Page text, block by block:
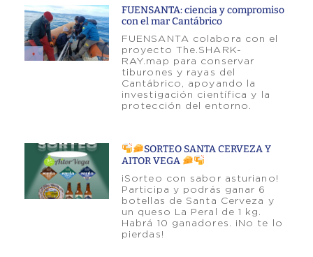
FUENSANTA: ciencia y compromiso
con el mar Cantábrico
FUENSANTA colabora con el
proyecto The.SHARK-
RAY.map para conservar
tiburones y rayas del
Cantábrico, apoyando la
investigación científica y la
protección del entorno.
SORTEO SANTA CERVEZA Y
AITOR VEGA
¡Sorteo con sabor asturiano!
Participa y podrás ganar 6
botellas de Santa Cerveza y
un queso La Peral de 1 kg.
Habrá 10 ganadores. ¡No te lo
pierdas!